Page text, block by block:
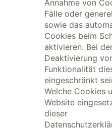
Annahme von
Fälle oder
sowie das
Cookies beim
aktivieren. Bei
Deaktivierung
Funktionalität
eingeschränkt
Welche Cookies
Website
dieser